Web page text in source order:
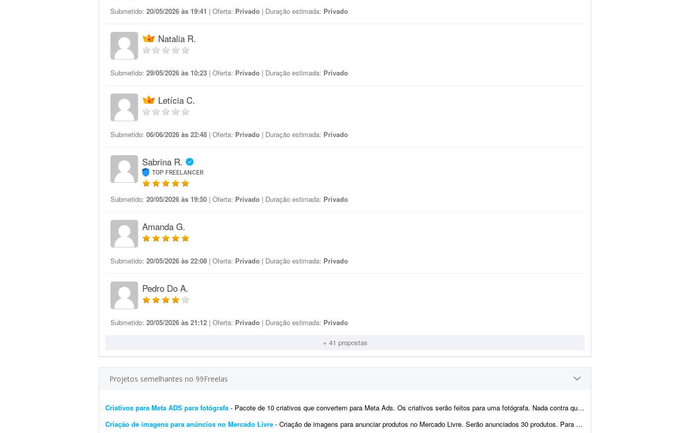
Submetido: 20/05/2026 às 19:41 | Oferta: Privado | Duração estimada: Privado
Natalia R.
Submetido: 29/05/2026 às 10:23 | Oferta: Privado | Duração estimada: Privado
Letícia C.
Submetido: 06/06/2026 às 22:48 | Oferta: Privado | Duração estimada: Privado
Sabrina R.
TOP FREELANCER
Submetido: 20/05/2026 às 19:50 | Oferta: Privado | Duração estimada: Privado
Amanda G.
Submetido: 20/05/2026 às 22:08 | Oferta: Privado | Duração estimada: Privado
Pedro Do A.
Submetido: 20/05/2026 às 21:12 | Oferta: Privado | Duração estimada: Privado
+ 41 propostas
Projetos semelhantes no 99Freelas
Criativos para Meta ADS para fotógrafa - Pacote de 10 criativos que convertem para Meta Ads. Os criativos serão feitos para uma fotógrafa. Nada contra quem usa IA para fazer os criativos. Mas se você só trabalh...
Criação de imagens para anúncios no Mercado Livre - Criação de imagens para anunciar produtos no Mercado Livre. Serão anunciados 30 produtos. Para cada produto, gerar: - 4 fotos do produto - 1 foto contextual com o fundo relaci...